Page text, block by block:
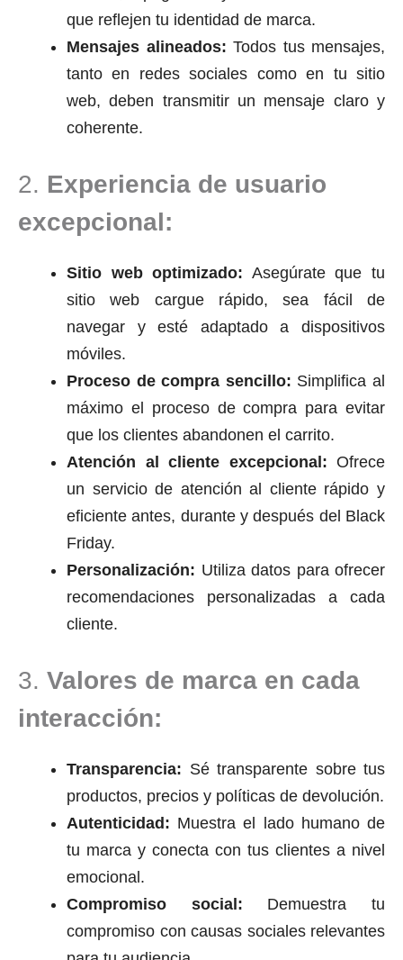
que reflejen tu identidad de marca.
Mensajes alineados: Todos tus mensajes,
tanto en redes sociales como en tu sitio
web, deben transmitir un mensaje claro y
coherente.
2. Experiencia de usuario
excepcional:
Sitio web optimizado: Asegúrate que tu
sitio web cargue rápido, sea fácil de
navegar y esté adaptado a dispositivos
móviles.
Proceso de compra sencillo: Simplifica al
máximo el proceso de compra para evitar
que los clientes abandonen el carrito.
Atención al cliente excepcional: Ofrece
un servicio de atención al cliente rápido y
eficiente antes, durante y después del Black
Friday.
Personalización: Utiliza datos para ofrecer
recomendaciones personalizadas a cada
cliente.
3. Valores de marca en cada
interacción:
Transparencia: Sé transparente sobre tus
productos, precios y políticas de devolución.
Autenticidad: Muestra el lado humano de
tu marca y conecta con tus clientes a nivel
emocional.
Compromiso social: Demuestra tu
compromiso con causas sociales relevantes